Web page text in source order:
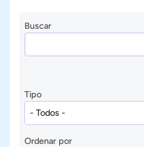
Buscar
Tipo
Ordenar por